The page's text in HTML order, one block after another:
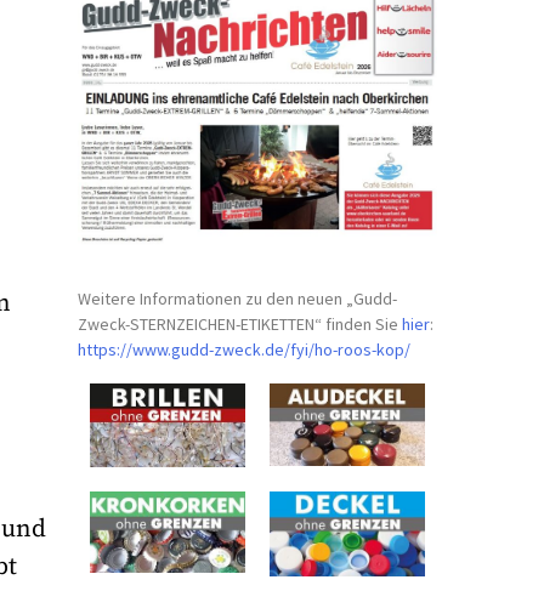
Weitere Informationen zu den neuen „Gudd-
Zweck-STERNZEICHEN-ETIKETTEN“ finden Siehier:
https://www.gudd-zweck.de/fyi/ho-roos-kop/